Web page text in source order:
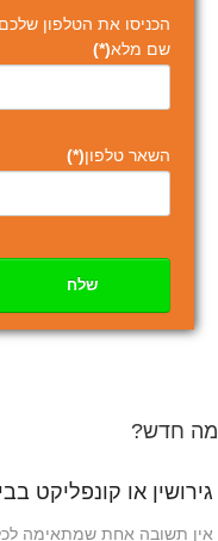
הכניסו את הטלפון
שם מלא(*)
השאר טלפון(*)
שלח
מה חדש?
גירושין או קונפליקט
אין תשובה אחת שמתאימה